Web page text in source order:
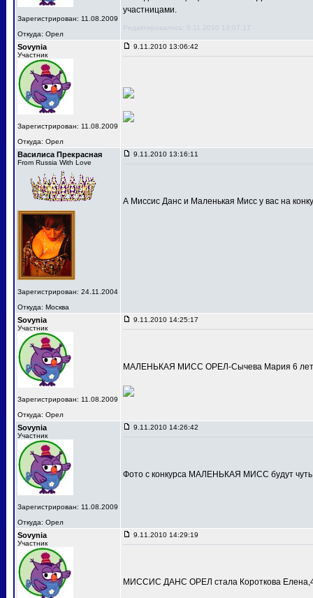
Зарегистрирован: 11.08.2009
Откуда: Орел
участницами.
Редактировалось: 9.11.2010 13:07:17
Sovynia
Участник
Зарегистрирован: 11.08.2009
Откуда: Орел
9.11.2010 13:06:42
Василиса Прекрасная
From Russia With Love
Зарегистрирован: 24.11.2004
Откуда: Москва
9.11.2010 13:16:11
А Миссис Данс и Маленькая Мисс у вас на
Sovynia
Участник
Зарегистрирован: 11.08.2009
Откуда: Орел
9.11.2010 14:25:17
МАЛЕНЬКАЯ МИСС ОРЕЛ-Сычева Мария 6
Sovynia
Участник
Зарегистрирован: 11.08.2009
Откуда: Орел
9.11.2010 14:26:42
Фото с конкурса МАЛЕНЬКАЯ МИСС будут
Sovynia
Участник
9.11.2010 14:29:19
МИССИС ДАНС ОРЕЛ стала Короткова